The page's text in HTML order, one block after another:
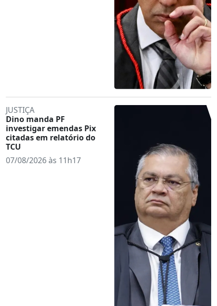
JUSTIÇA
Dino manda PF
investigar emendas Pix
citadas em relatório do
TCU
07/08/2026 às 11h17